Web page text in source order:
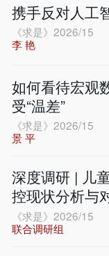
携手反对人工
《求是》2026/15
李 艳
如何看待宏观
受“温差”
《求是》2026/15
景 平
深度调研 | 儿
控现状分析与
《求是》2026/15
联合调研组